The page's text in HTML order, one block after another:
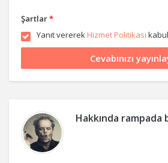
Şartlar*
Yanıt vererek Hizmet Politikası
Hakkında rampada